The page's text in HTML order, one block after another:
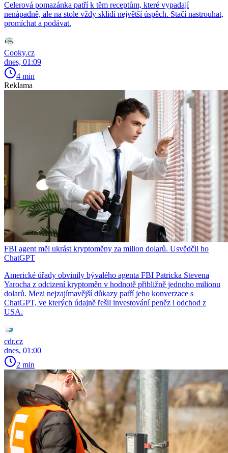
Celerová pomazánka patří k těm receptům, které vypadají
nenápadně, ale na stole vždy sklidí největší úspěch. Stačí nastrouhat,
promíchat a podávat.
Cooky.cz
dnes, 01:09
4 min
Reklama
FBI agent měl ukrást kryptoměny za milion dolarů. Usvědčil ho
ChatGPT
Americké úřady obvinily bývalého agenta FBI Patricka Stevena
Yarocha z odcizení kryptoměn v hodnotě přibližně jednoho milionu
dolarů. Mezi nejzajímavější důkazy patří jeho konverzace s
ChatGPT, ve kterých údajně řešil investování peněz i odchod z
USA.
cdr.cz
dnes, 01:00
2 min